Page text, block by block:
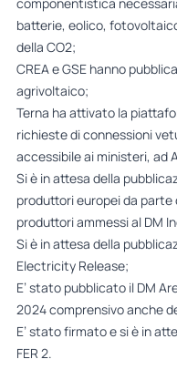
componentistica
batterie, eolico,
della CO2;
CREA e GSE hanno
agrivoltaico;
Terna ha attivato la
richieste di connessioni
accessibile ai ministeri, ad
Si è in attesa della
produttori europei da parte
produttori ammessi al DM
Si è in attesa della
Electricity Release;
E’ stato pubblicato il DM
2024 comprensivo anche
E’ stato firmato e si è in
FER 2.